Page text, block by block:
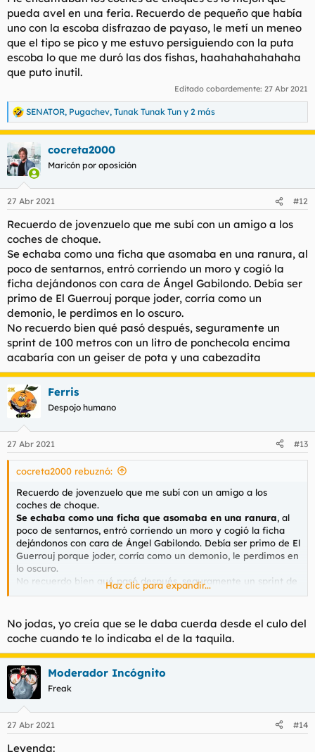
pueda avel en una feria. Recuerdo de pequeño que había
uno con la escoba disfrazao de payaso, le metí un meneo
que el tipo se pico y me estuvo persiguiendo con la puta
escoba lo que me duró las dos fishas, haahahahahahaha
que puto inutil.
Editado cobardemente: 27 Abr 2021
R
e
a
c
c
i
e
:
SENATOR, Pugachev, Tunak Tunak Tun y 2 más
cocreta2000
Maricón por oposición
27 Abr 2021 #12
Recuerdo de jovenzuelo que me subí con un amigo a los
coches de choque.
Se echaba como una ficha que asomaba en una ranura, al
poco de sentarnos, entró corriendo un moro y cogió la
ficha dejándonos con cara de Ángel Gabilondo. Debía ser
primo de El Guerrouj porque joder, corría como un
demonio, le perdimos en lo oscuro.
No recuerdo bien qué pasó después, seguramente un
sprint de 100 metros con un litro de ponchecola encima
acabaría con un geiser de pota y una cabezadita
Ferris
Despojo humano
27 Abr 2021 #13
cocreta2000 rebuznó:
Recuerdo de jovenzuelo que me subí con un amigo a los
coches de choque.
Se echaba como una ficha que asomaba en una ranura, al
poco de sentarnos, entró corriendo un moro y cogió la ficha
dejándonos con cara de Ángel Gabilondo. Debía ser primo de El
Guerrouj porque joder, corría como un demonio, le perdimos en
lo oscuro.
No recuerdo bien qué pasó después, seguramente un sprint de
100 metros con un litro de ponchecola encima acabaría con un
Haz clic para expandir...
No jodas, yo creía que se le daba cuerda desde el culo del
coche cuando te lo indicaba el de la taquila.
Moderador Incógnito
Freak
27 Abr 2021 #14
Leyenda: